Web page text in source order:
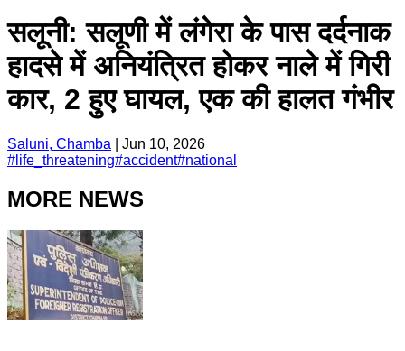
सलूनी: सलूणी में लंगेरा के पास दर्दनाक
हादसे में अनियंत्रित होकर नाले में गिरी
कार, 2 हुए घायल, एक की हालत गंभीर
Saluni, Chamba
Jun 10, 2026
# life_threatening#accident#national
MORE NEWS